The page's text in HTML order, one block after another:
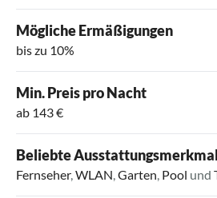
Mögliche Ermäßigungen
bis zu 10%
Min. Preis pro Nacht
ab 143 €
Beliebte
Fernseher,WLAN,Garten, Pool und